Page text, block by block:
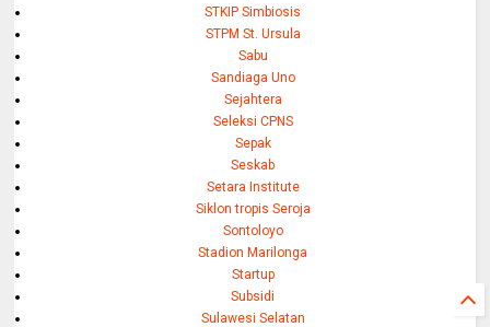
STKIP Simbiosis
STPM St. Ursula
Sabu
Sandiaga Uno
Sejahtera
Seleksi CPNS
Sepak
Seskab
Setara Institute
Siklon tropis Seroja
Sontoloyo
Stadion Marilonga
Startup
Subsidi
Sulawesi Selatan